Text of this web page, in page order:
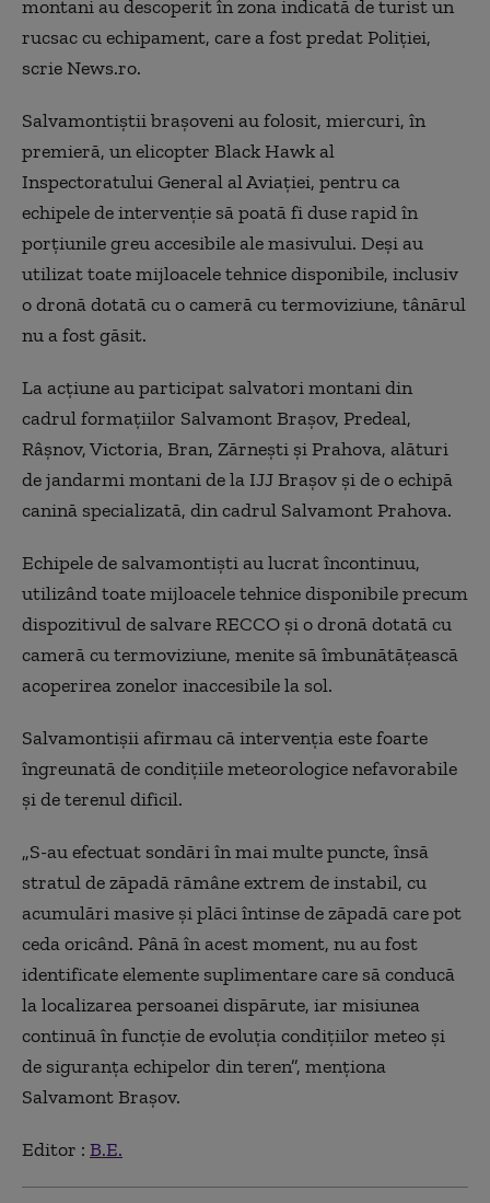
montani au descoperit în zona indicată de turist un
rucsac cu echipament, care a fost predat Poliţiei,
scrie News.ro.
Salvamontiştii braşoveni au folosit, miercuri, în
premieră, un elicopter Black Hawk al
Inspectoratului General al Aviaţiei, pentru ca
echipele de intervenţie să poată fi duse rapid în
porţiunile greu accesibile ale masivului. Deşi au
utilizat toate mijloacele tehnice disponibile, inclusiv
o dronă dotată cu o cameră cu termoviziune, tânărul
nu a fost găsit.
La acţiune au participat salvatori montani din
cadrul formaţiilor Salvamont Braşov, Predeal,
Râşnov, Victoria, Bran, Zărneşti şi Prahova, alături
de jandarmi montani de la IJJ Braşov şi de o echipă
canină specializată, din cadrul Salvamont Prahova.
Echipele de salvamontişti au lucrat încontinuu,
utilizând toate mijloacele tehnice disponibile precum
dispozitivul de salvare RECCO şi o dronă dotată cu
cameră cu termoviziune, menite să îmbunătăţească
acoperirea zonelor inaccesibile la sol.
Salvamontişii afirmau că intervenţia este foarte
îngreunată de condiţiile meteorologice nefavorabile
şi de terenul dificil.
„S-au efectuat sondări în mai multe puncte, însă
stratul de zăpadă rămâne extrem de instabil, cu
acumulări masive şi plăci întinse de zăpadă care pot
ceda oricând. Până în acest moment, nu au fost
identificate elemente suplimentare care să conducă
la localizarea persoanei dispărute, iar misiunea
continuă în funcţie de evoluţia condiţiilor meteo şi
de siguranţa echipelor din teren”, menţiona
Salvamont Braşov.
Editor : B.E.